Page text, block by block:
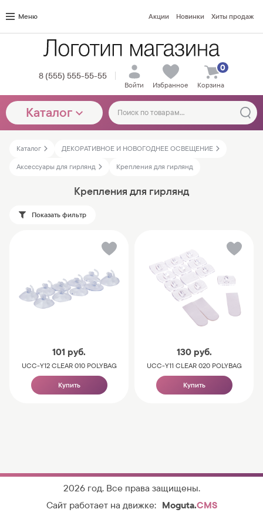
Меню Акции Новинки Хиты продаж
8 (555) 555-55-55
Войти Избранное Корзина
0
Каталог
Каталог
ДЕКОРАТИВНОЕ И НОВОГОДНЕЕ ОСВЕЩЕНИЕ
Аксессуары для гирлянд
Крепления для гирлянд
Крепления для гирлянд
Показать фильтр
101 руб.
UCC-Y12 CLEAR 010 POLYBAG
Купить
130 руб.
UCC-Y11 CLEAR 020 POLYBAG
Купить
2026 год. Все права защищены.
Сайт работает на движке: Moguta.CMS